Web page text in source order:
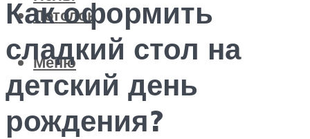
Потолок
Меню
Как оформить
сладкий стол на
детский день
рождения?